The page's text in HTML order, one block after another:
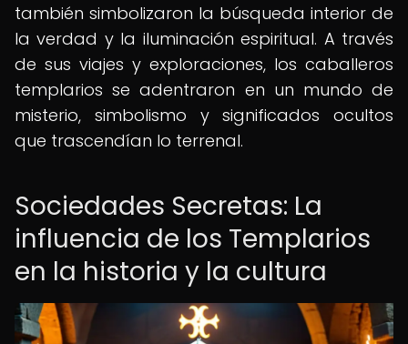
también simbolizaron la búsqueda interior de
la verdad y la iluminación espiritual. A través
de sus viajes y exploraciones, los caballeros
templarios se adentraron en un mundo de
misterio, simbolismo y significados ocultos
que trascendían lo terrenal.
Sociedades Secretas: La
influencia de los Templarios
en la historia y la cultura